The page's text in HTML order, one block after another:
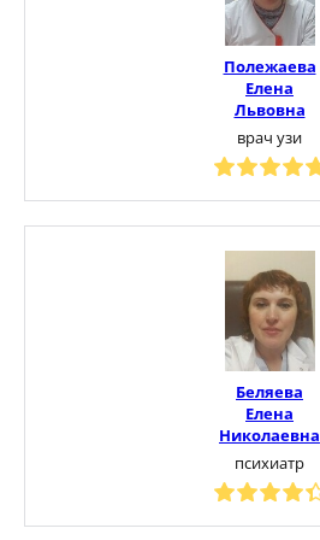
Полежаева
Елена
Львовна
врач узи
Беляева
Елена
Николаевна
психиатр